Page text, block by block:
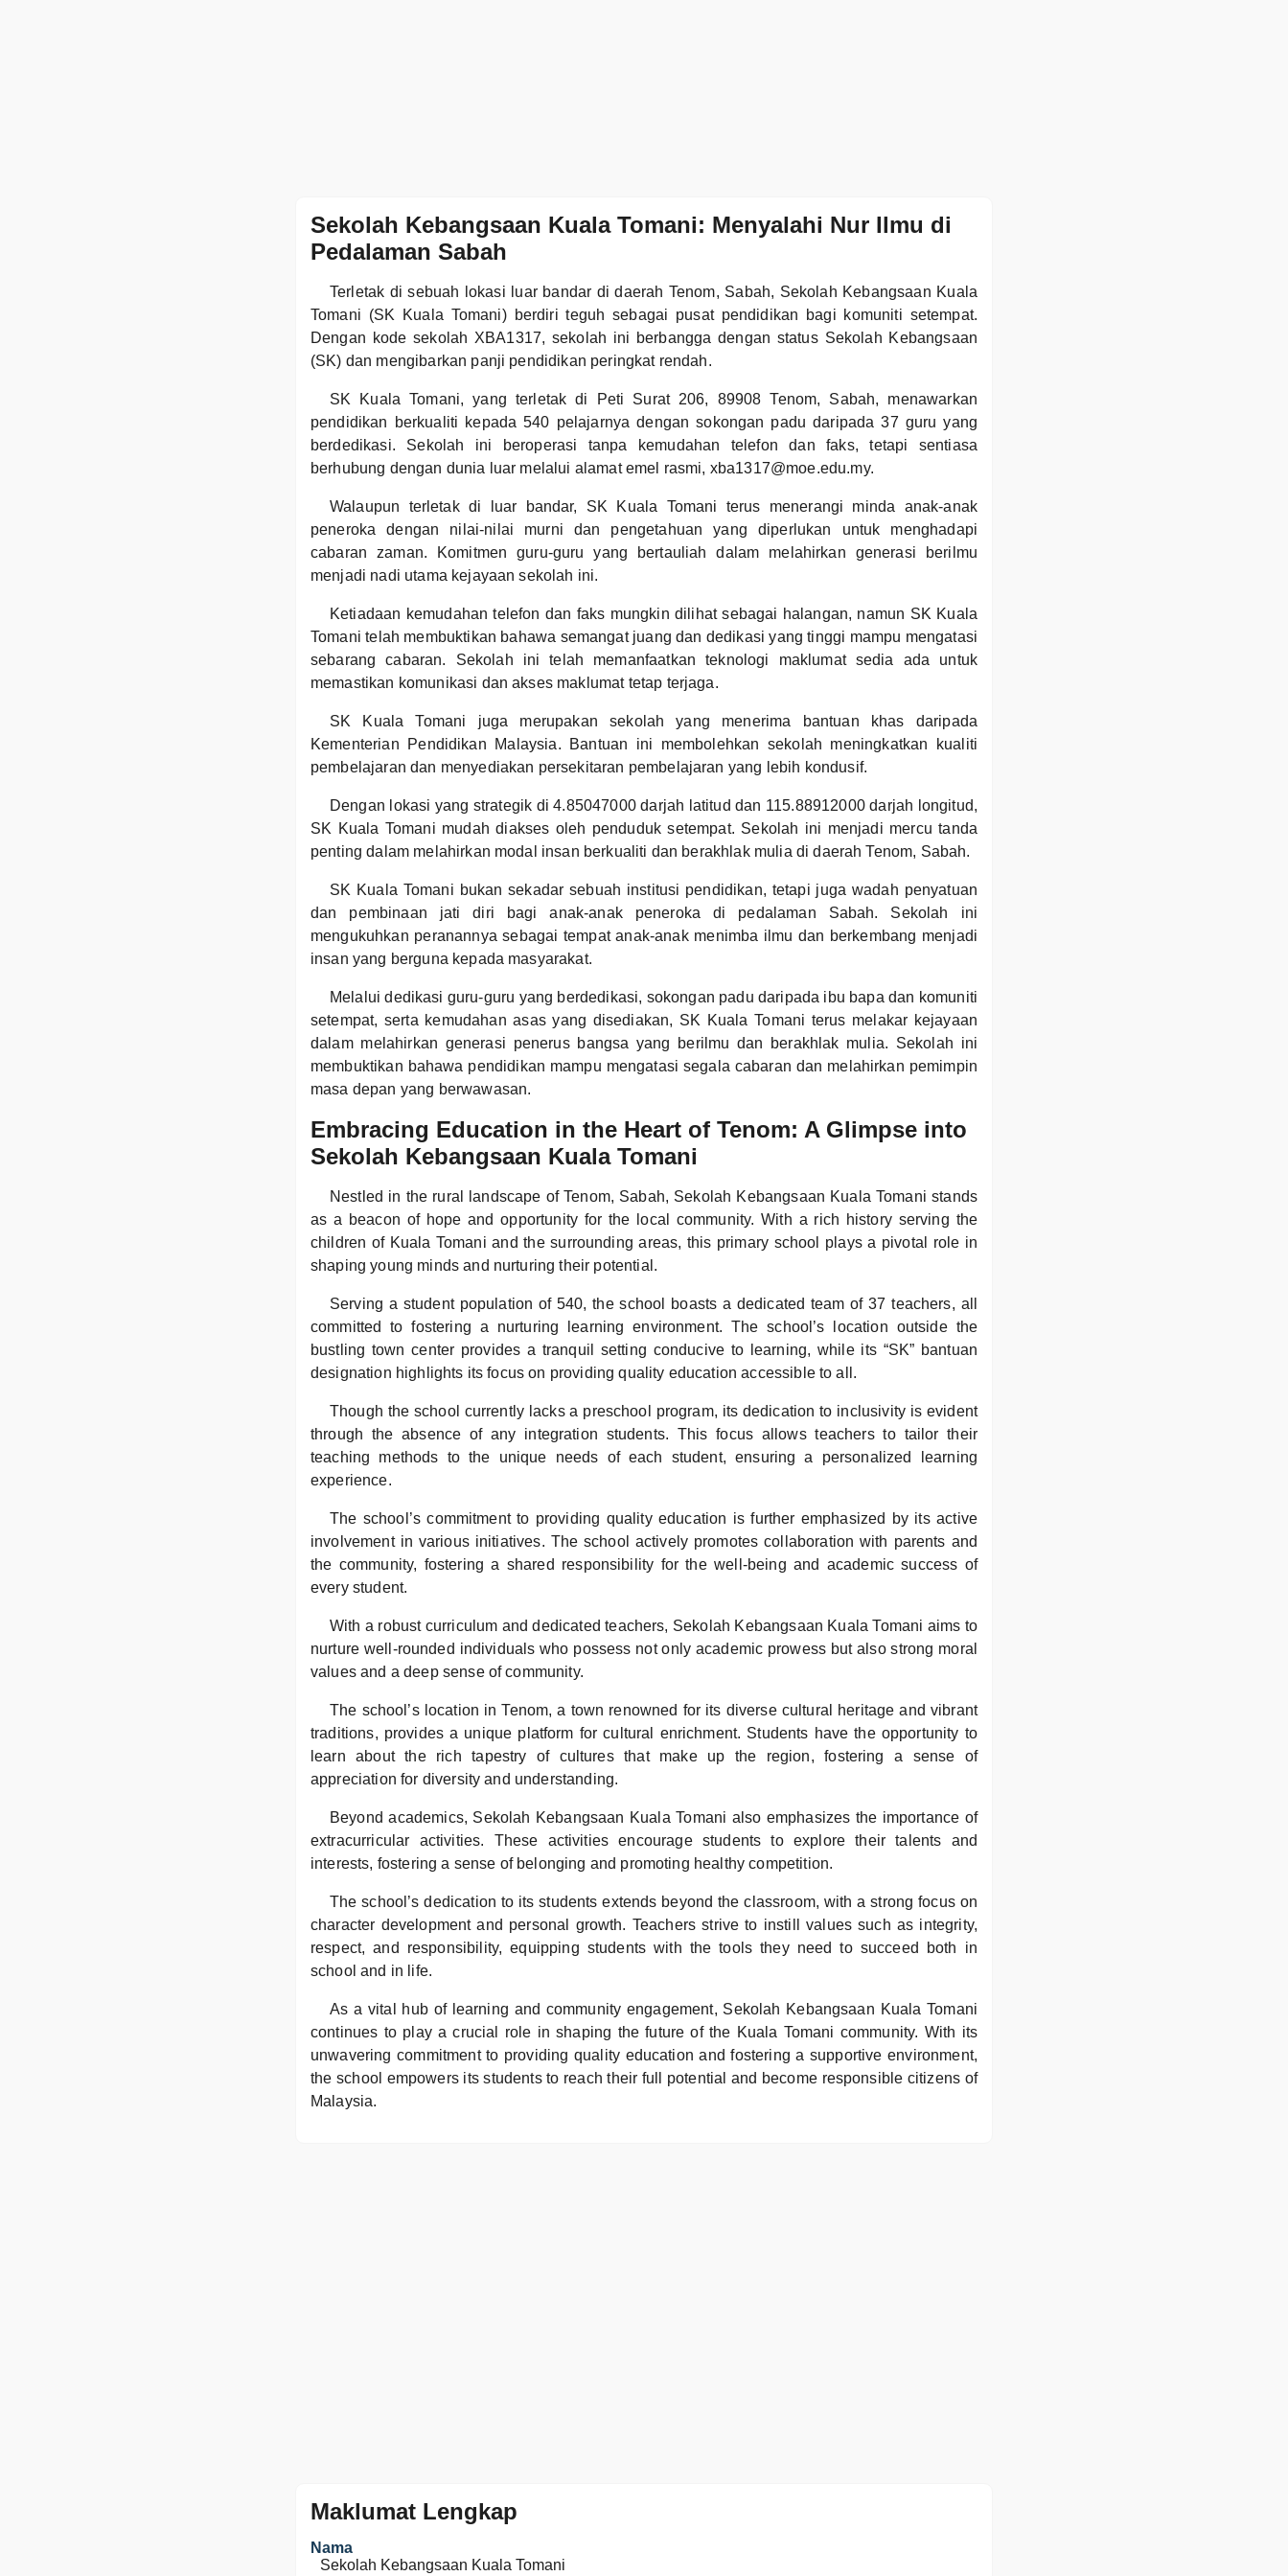
Sekolah Kebangsaan Kuala Tomani: Menyalahi Nur Ilmu di
Pedalaman Sabah
Terletak di sebuah lokasi luar bandar di daerah Tenom, Sabah, Sekolah Kebangsaan Kuala
Tomani (SK Kuala Tomani) berdiri teguh sebagai pusat pendidikan bagi komuniti setempat.
Dengan kode sekolah XBA1317, sekolah ini berbangga dengan status Sekolah Kebangsaan
(SK) dan mengibarkan panji pendidikan peringkat rendah.
SK Kuala Tomani, yang terletak di Peti Surat 206, 89908 Tenom, Sabah, menawarkan
pendidikan berkualiti kepada 540 pelajarnya dengan sokongan padu daripada 37 guru yang
berdedikasi. Sekolah ini beroperasi tanpa kemudahan telefon dan faks, tetapi sentiasa
berhubung dengan dunia luar melalui alamat emel rasmi, xba1317@moe.edu.my.
Walaupun terletak di luar bandar, SK Kuala Tomani terus menerangi minda anak-anak
peneroka dengan nilai-nilai murni dan pengetahuan yang diperlukan untuk menghadapi
cabaran zaman. Komitmen guru-guru yang bertauliah dalam melahirkan generasi berilmu
menjadi nadi utama kejayaan sekolah ini.
Ketiadaan kemudahan telefon dan faks mungkin dilihat sebagai halangan, namun SK Kuala
Tomani telah membuktikan bahawa semangat juang dan dedikasi yang tinggi mampu mengatasi
sebarang cabaran. Sekolah ini telah memanfaatkan teknologi maklumat sedia ada untuk
memastikan komunikasi dan akses maklumat tetap terjaga.
SK Kuala Tomani juga merupakan sekolah yang menerima bantuan khas daripada
Kementerian Pendidikan Malaysia. Bantuan ini membolehkan sekolah meningkatkan kualiti
pembelajaran dan menyediakan persekitaran pembelajaran yang lebih kondusif.
Dengan lokasi yang strategik di 4.85047000 darjah latitud dan 115.88912000 darjah longitud,
SK Kuala Tomani mudah diakses oleh penduduk setempat. Sekolah ini menjadi mercu tanda
penting dalam melahirkan modal insan berkualiti dan berakhlak mulia di daerah Tenom, Sabah.
SK Kuala Tomani bukan sekadar sebuah institusi pendidikan, tetapi juga wadah penyatuan
dan pembinaan jati diri bagi anak-anak peneroka di pedalaman Sabah. Sekolah ini
mengukuhkan peranannya sebagai tempat anak-anak menimba ilmu dan berkembang menjadi
insan yang berguna kepada masyarakat.
Melalui dedikasi guru-guru yang berdedikasi, sokongan padu daripada ibu bapa dan komuniti
setempat, serta kemudahan asas yang disediakan, SK Kuala Tomani terus melakar kejayaan
dalam melahirkan generasi penerus bangsa yang berilmu dan berakhlak mulia. Sekolah ini
membuktikan bahawa pendidikan mampu mengatasi segala cabaran dan melahirkan pemimpin
masa depan yang berwawasan.
Embracing Education in the Heart of Tenom: A Glimpse into
Sekolah Kebangsaan Kuala Tomani
Nestled in the rural landscape of Tenom, Sabah, Sekolah Kebangsaan Kuala Tomani stands
as a beacon of hope and opportunity for the local community. With a rich history serving the
children of Kuala Tomani and the surrounding areas, this primary school plays a pivotal role in
shaping young minds and nurturing their potential.
Serving a student population of 540, the school boasts a dedicated team of 37 teachers, all
committed to fostering a nurturing learning environment. The school’s location outside the
bustling town center provides a tranquil setting conducive to learning, while its “SK” bantuan
designation highlights its focus on providing quality education accessible to all.
Though the school currently lacks a preschool program, its dedication to inclusivity is evident
through the absence of any integration students. This focus allows teachers to tailor their
teaching methods to the unique needs of each student, ensuring a personalized learning
experience.
The school’s commitment to providing quality education is further emphasized by its active
involvement in various initiatives. The school actively promotes collaboration with parents and
the community, fostering a shared responsibility for the well-being and academic success of
every student.
With a robust curriculum and dedicated teachers, Sekolah Kebangsaan Kuala Tomani aims to
nurture well-rounded individuals who possess not only academic prowess but also strong moral
values and a deep sense of community.
The school’s location in Tenom, a town renowned for its diverse cultural heritage and vibrant
traditions, provides a unique platform for cultural enrichment. Students have the opportunity to
learn about the rich tapestry of cultures that make up the region, fostering a sense of
appreciation for diversity and understanding.
Beyond academics, Sekolah Kebangsaan Kuala Tomani also emphasizes the importance of
extracurricular activities. These activities encourage students to explore their talents and
interests, fostering a sense of belonging and promoting healthy competition.
The school’s dedication to its students extends beyond the classroom, with a strong focus on
character development and personal growth. Teachers strive to instill values such as integrity,
respect, and responsibility, equipping students with the tools they need to succeed both in
school and in life.
As a vital hub of learning and community engagement, Sekolah Kebangsaan Kuala Tomani
continues to play a crucial role in shaping the future of the Kuala Tomani community. With its
unwavering commitment to providing quality education and fostering a supportive environment,
the school empowers its students to reach their full potential and become responsible citizens of
Malaysia.
Maklumat Lengkap
Nama
Sekolah Kebangsaan Kuala Tomani